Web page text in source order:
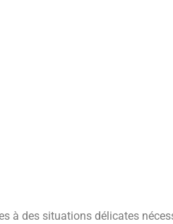
à des situations délicates